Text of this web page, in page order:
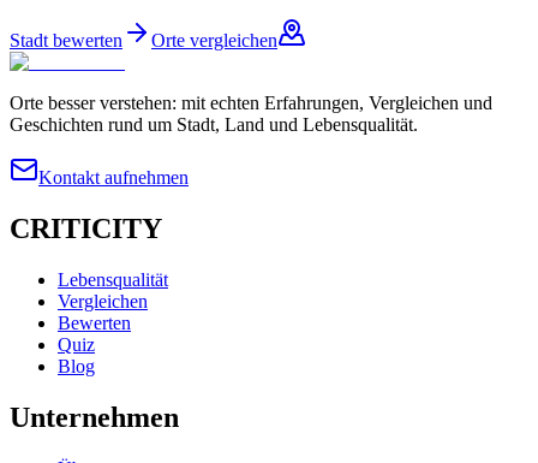
Stadt bewerten Orte vergleichen
Orte besser verstehen: mit echten Erfahrungen, Vergleichen und
Geschichten rund um Stadt, Land und Lebensqualität.
Kontakt aufnehmen
CRITICITY
Lebensqualität
Vergleichen
Bewerten
Quiz
Blog
Unternehmen